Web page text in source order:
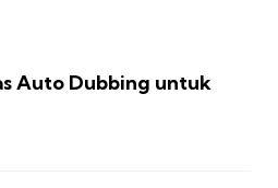
Auto Dubbing untuk